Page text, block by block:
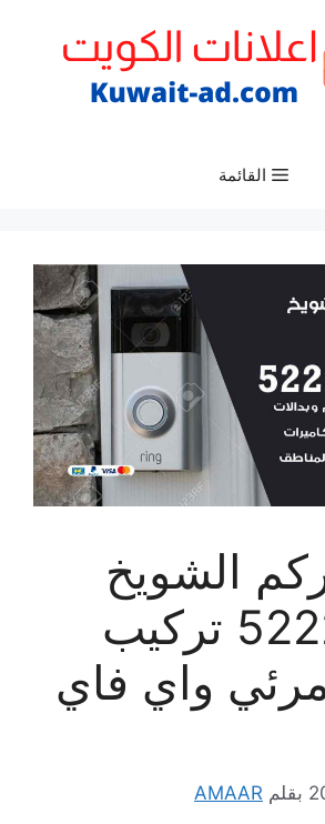
القائمة
الشويخ
52227353 تركيب
مرئي واي فاي
بقلم AMAAR